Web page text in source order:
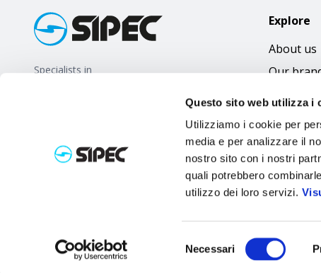
Questo sito web utilizza i
Utilizziamo i cookie per
media e per analizzare il
nostro sito con i nostri
quali potrebbero
utilizzo dei loro servizi.
del
Necessari
Specialists in
Explore
About us
Our